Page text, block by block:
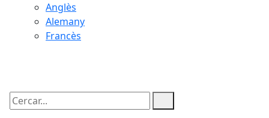
Anglès
Alemany
Francès
Cercar: